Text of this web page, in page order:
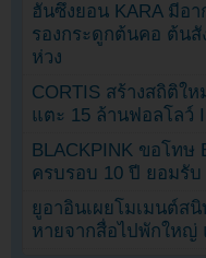
ฮันซึงยอน KARA มีอ
รองกระดูกต้นคอ ต้น
ห่วง
CORTIS สร้างสถิติใ
แตะ 15 ล้านฟอลโลว์
BLACKPINK ขอโทษ
ครบรอบ 10 ปี ยอมรับ
ยูอาอินเผยโมเมนต์ส
หายจากสื่อไปพักให